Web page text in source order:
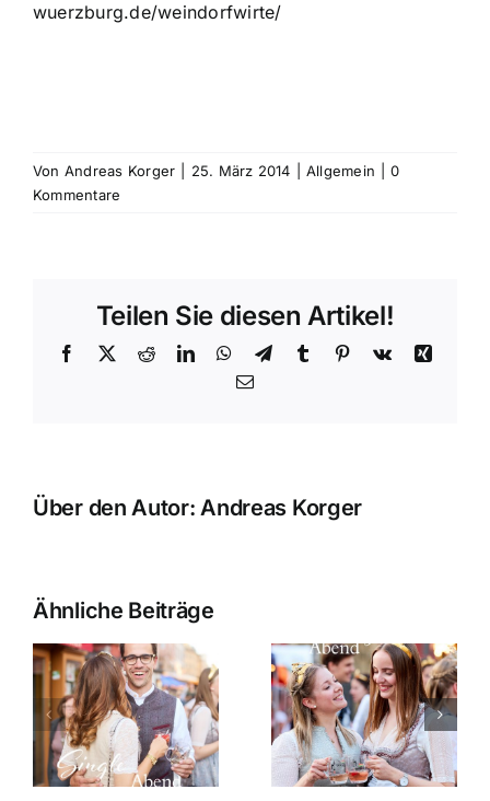
wuerzburg.de/weindorfwirte/
Von Andreas Korger 25. März 2014 Allgemein
0
Kommentare
Teilen Sie diesen Artikel!
Facebook
X RedditLinkedInWhatsApp
TelegramTumblr Pinterest
Vk
Xing
E-
Über den Autor:Andreas Korger
Ähnliche Beiträge
Prinzessinnen-
Abend am
02. Juni
2026
Studi-
Abend am
01. Juni
2026